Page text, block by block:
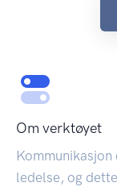
Om verktøyet
ledelse, og